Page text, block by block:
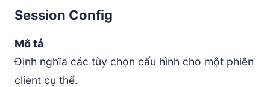
Session Config
Mô tả
Định nghĩa các tùy chọn cấu hình cho một phiên
client cụ thể.